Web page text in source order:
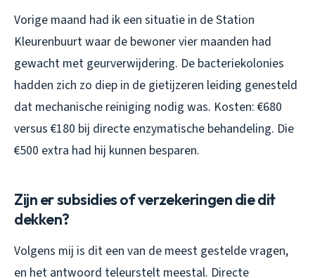
Vorige maand had ik een situatie in de Station
Kleurenbuurt waar de bewoner vier maanden had
gewacht met geurverwijdering. De bacteriekolonies
hadden zich zo diep in de gietijzeren leiding genesteld
dat mechanische reiniging nodig was. Kosten: €680
versus €180 bij directe enzymatische behandeling. Die
€500 extra had hij kunnen besparen.
Zijn er subsidies of verzekeringen die dit
dekken?
Volgens mij is dit een van de meest gestelde vragen,
en het antwoord teleurstelt meestal. Directe